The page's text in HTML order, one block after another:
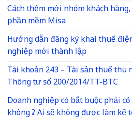
Cách thêm mới nhóm khách
phần mềm Misa
Hướng dẫn đăng ký khai thuế
nghiệp mới thành lập
Tài khoản 243 – Tài sản thuế thu
Thông tư số 200/2014/TT-BTC
Doanh nghiệp có bắt buộc phải
không ? Ai sẽ không được làm kế